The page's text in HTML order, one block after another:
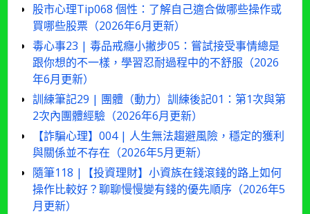
股市心理Tip068 個性：了解自己適合做哪些操作或
買哪些股票（2026年6月更新）
毒心事23 | 毒品戒癮小撇步05：嘗試接受事情總是
跟你想的不一樣，學習忍耐過程中的不舒服（2026
年6月更新）
訓練筆記29 | 團體（動力）訓練後記01：第1次與第
2次內團體經驗（2026年6月更新）
【詐騙心理】004 | 人生無法趨避風險，穩定的獲利
與關係並不存在（2026年5月更新）
隨筆118 |【投資理財】小資族在錢滾錢的路上如何
操作比較好？聊聊慢慢變有錢的優先順序（2026年5
月更新）